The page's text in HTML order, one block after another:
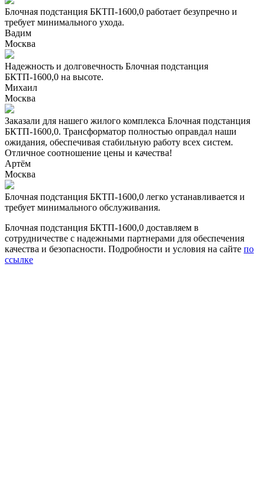
Блочная подстанция БКТП-1600,0 работает безупречно и
требует минимального ухода.
Вадим
Москва
Надежность и долговечность Блочная подстанция
БКТП-1600,0 на высоте.
Михаил
Москва
Заказали для нашего жилого комплекса Блочная подстанция
БКТП-1600,0. Трансформатор полностью оправдал наши
ожидания, обеспечивая стабильную работу всех систем.
Отличное соотношение цены и качества!
Артём
Москва
Блочная подстанция БКТП-1600,0 легко устанавливается и
требует минимального обслуживания.
Блочная подстанция БКТП-1600,0 доставляем в
сотрудничестве с надежными партнерами для обеспечения
качества и безопасности. Подробности и условия на сайте по
ссылке